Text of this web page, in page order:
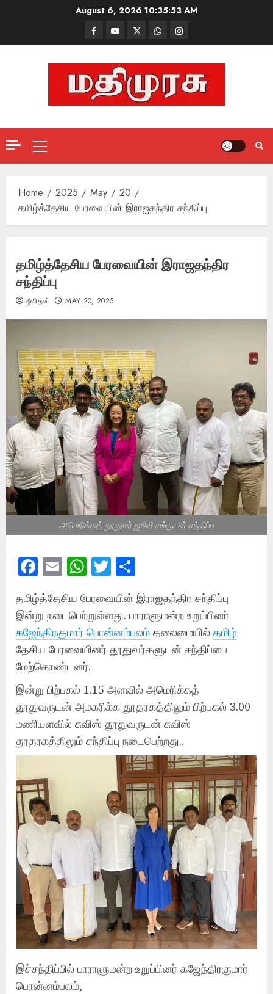
August 6, 2026 10:35:54 AM
FacebookMathemurasu
TV
TwitterWhatsAppInstagram
Primary
Menu
Home 2025 May
20
தமிழ்த்தேசிய பேரவையின் இராஜதந்திர சந்திப்பு
தமிழ்த்தேசிய பேரவையின் இராஜதந்திர
சந்திப்பு
ஜீவிதன் MAY 20, 2025
அமெரிக்கத் தூதுவர் ஜூலி சங்குடன் சந்திப்பு
Facebook
EmailWhatsApp
Twitter
தமிழ்த்தேசிய பேரவையின் இராஜதந்திர சந்திப்பு
இன்று நடைபெற்றுள்ளது. பாராளுமன்ற உறுப்பினர்
கஜேந்திரகுமார் பொன்னம்பலம் தலைமையில் தமிழ்
தேசிய பேரவையினர் தூதுவர்களுடன் சந்திப்பை
மேற்கொண்டனர்.
இன்று பிற்பகல் 1.15 அளவில் அமெரிக்கத்
தூதுவருடன் அமகரிக்க தூதரகத்திலும் பிற்பகல் 3.00
மணியளவில் சுவிஸ் தூதுவருடன் சுவிஸ்
தூதரகத்திலும் சந்திப்பு நடைபெற்றது..
இச்சந்திப்பில் பாராளுமன்ற உறுப்பினர் கஜேந்திரகுமார்
பொன்னம்பலம்,